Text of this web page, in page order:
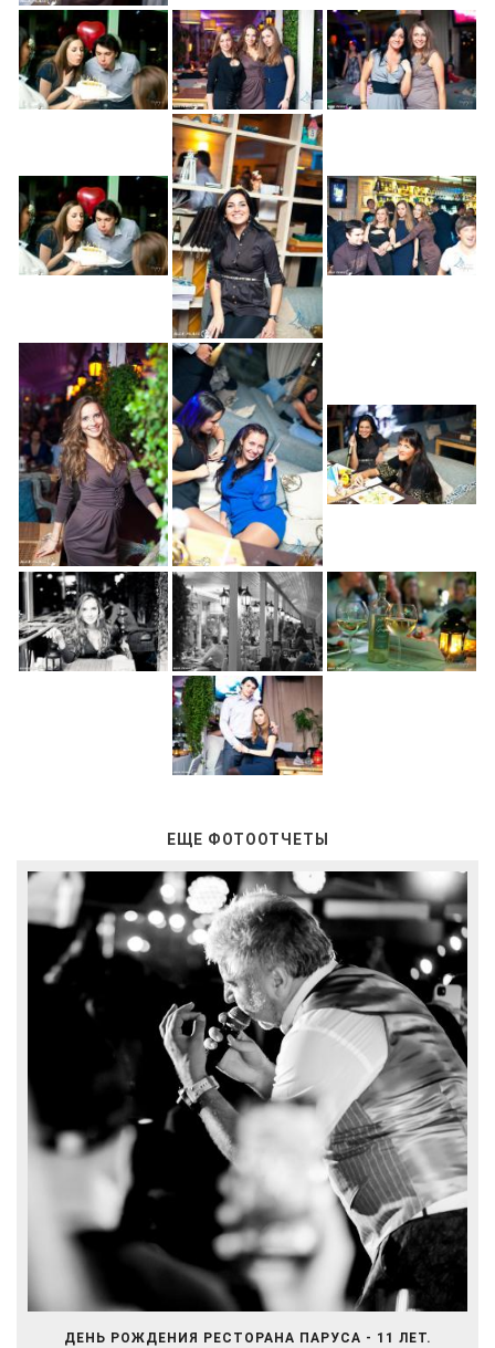
ЕЩЕ ФОТООТЧЕТЫ
ДЕНЬ РОЖДЕНИЯ РЕСТОРАНА ПАРУСА - 11 ЛЕТ.